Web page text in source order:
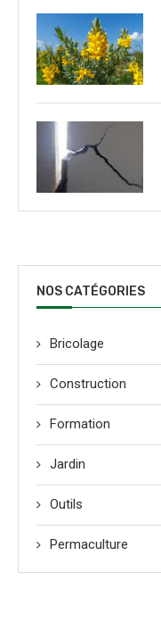
NOS CATÉGORIES
Bricolage
Construction
Formation
Jardin
Outils
Permaculture